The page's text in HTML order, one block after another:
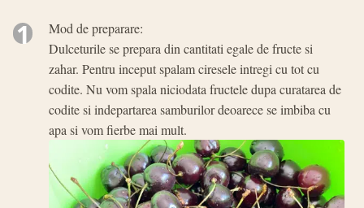
1
Mod de preparare:
Dulceturile se prepara din cantitati egale de fructe si
zahar. Pentru inceput spalam ciresele intregi cu tot cu
codite. Nu vom spala niciodata fructele dupa curatarea de
codite si indepartarea samburilor deoarece se imbiba cu
apa si vom fierbe mai mult.